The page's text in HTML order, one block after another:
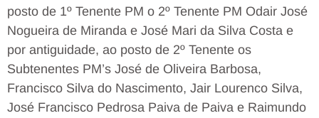
posto de 1º Tenente PM o 2º Tenente PM Odair José
Nogueira de Miranda e José Mari da Silva Costa e
por antiguidade, ao posto de 2º Tenente os
Subtenentes PM’s José de Oliveira Barbosa,
Francisco Silva do Nascimento, Jair Lourenco Silva,
José Francisco Pedrosa Paiva de Paiva e Raimundo